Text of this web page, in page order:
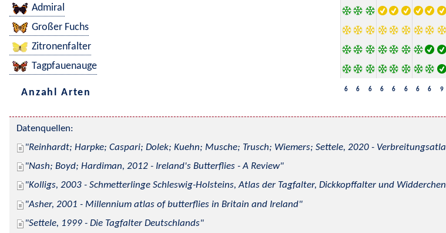
Admiral
Großer Fuchs
Zitronenfalter
Tagpfauenauge
Anzahl Arten 6 6 6 6 6 6 6 6 9
Datenquellen:
Reinhardt; Harpke; Caspari; Dolek; Kuehn; Musche; Trusch; Wiemers; Settele, 2020 -
Nash; Boyd; Hardiman, 2012 - Ireland's Butterflies - A Review
Kolligs, 2003 - Schmetterlinge Schleswig-Holsteins, Atlas der Tagfalter, Dickkopffalter und Widderchen
Asher, 2001 - Millennium atlas of butterflies in Britain and Ireland
Settele, 1999 - Die Tagfalter Deutschlands